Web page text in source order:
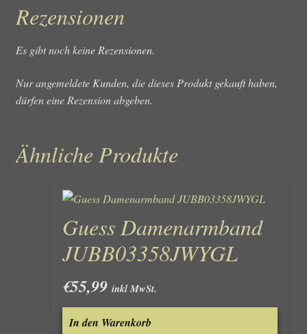
Rezensionen
Es gibt noch keine Rezensionen.
Nur angemeldete Kunden, die dieses Produkt gekauft haben,
dürfen eine Rezension abgeben.
Ähnliche Produkte
Guess Damenarmband
JUBB03358JWYGL
€55,99 inkl MwSt.
In den Warenkorb